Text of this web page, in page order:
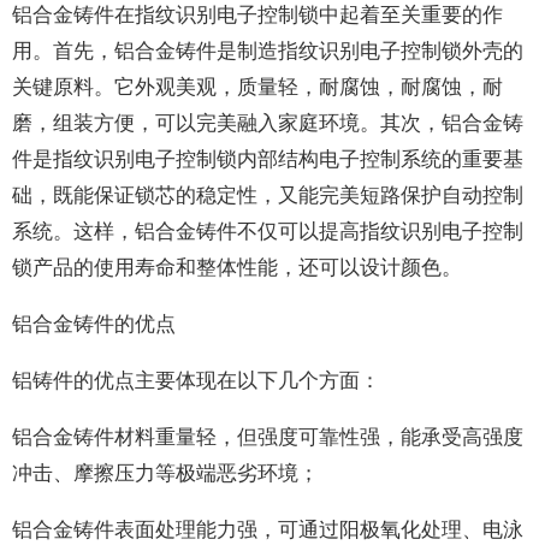
铝合金铸件在指纹识别电子控制锁中起着至关重要的作
用。首先，铝合金铸件是制造指纹识别电子控制锁外壳的
关键原料。它外观美观，质量轻，耐腐蚀，耐腐蚀，耐
磨，组装方便，可以完美融入家庭环境。其次，铝合金铸
件是指纹识别电子控制锁内部结构电子控制系统的重要基
础，既能保证锁芯的稳定性，又能完美短路保护自动控制
系统。这样，铝合金铸件不仅可以提高指纹识别电子控制
锁产品的使用寿命和整体性能，还可以设计颜色。
铝合金铸件的优点
铝铸件的优点主要体现在以下几个方面：
铝合金铸件材料重量轻，但强度可靠性强，能承受高强度
冲击、摩擦压力等极端恶劣环境；
铝合金铸件表面处理能力强，可通过阳极氧化处理、电泳